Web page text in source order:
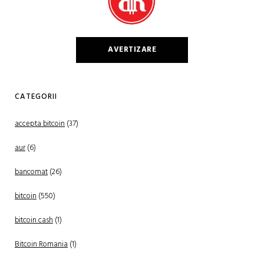
AVERTIZARE
CATEGORII
accepta bitcoin(37)
aur(6)
bancomat(26)
bitcoin(550)
bitcoin cash(1)
Bitcoin Romania(1)